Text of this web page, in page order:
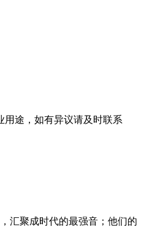
用途，如有异议请及时联系
汇聚成时代的最强音；他们的